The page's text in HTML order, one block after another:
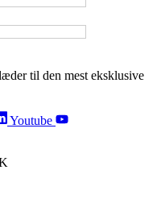
til den mest eksklusive
Youtube